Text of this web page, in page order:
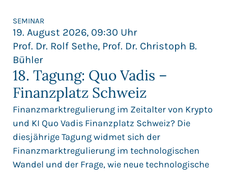
SEMINAR
19. August 2026, 09:30 Uhr
Prof. Dr. Rolf Sethe, Prof. Dr. Christoph B.
Bühler
18. Tagung: Quo Vadis –
Finanzplatz Schweiz
Finanzmarktregulierung im Zeitalter von Krypto
und KI Quo Vadis Finanzplatz Schweiz? Die
diesjährige Tagung widmet sich der
Finanzmarktregulierung im technologischen
Wandel und der Frage, wie neue technologische